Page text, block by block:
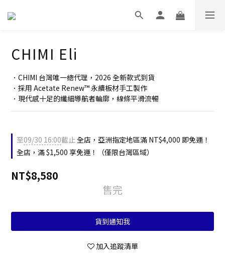
CHIMI Eli
．CHIMI 台灣唯一總代理，2026 全新款式到貨
．採用 Acetate Renew™ 永續板材手工製作
．現代感十足的纖細導航者輪廓，線條平滑流暢
至09/30 16:00截止全店，亞洲指定地區滿 NT$4,000 即免運！
全店，滿 $1,500 享免運！（僅限台灣區域）
NT$8,580
售完
貨到通知我
加入追蹤清單